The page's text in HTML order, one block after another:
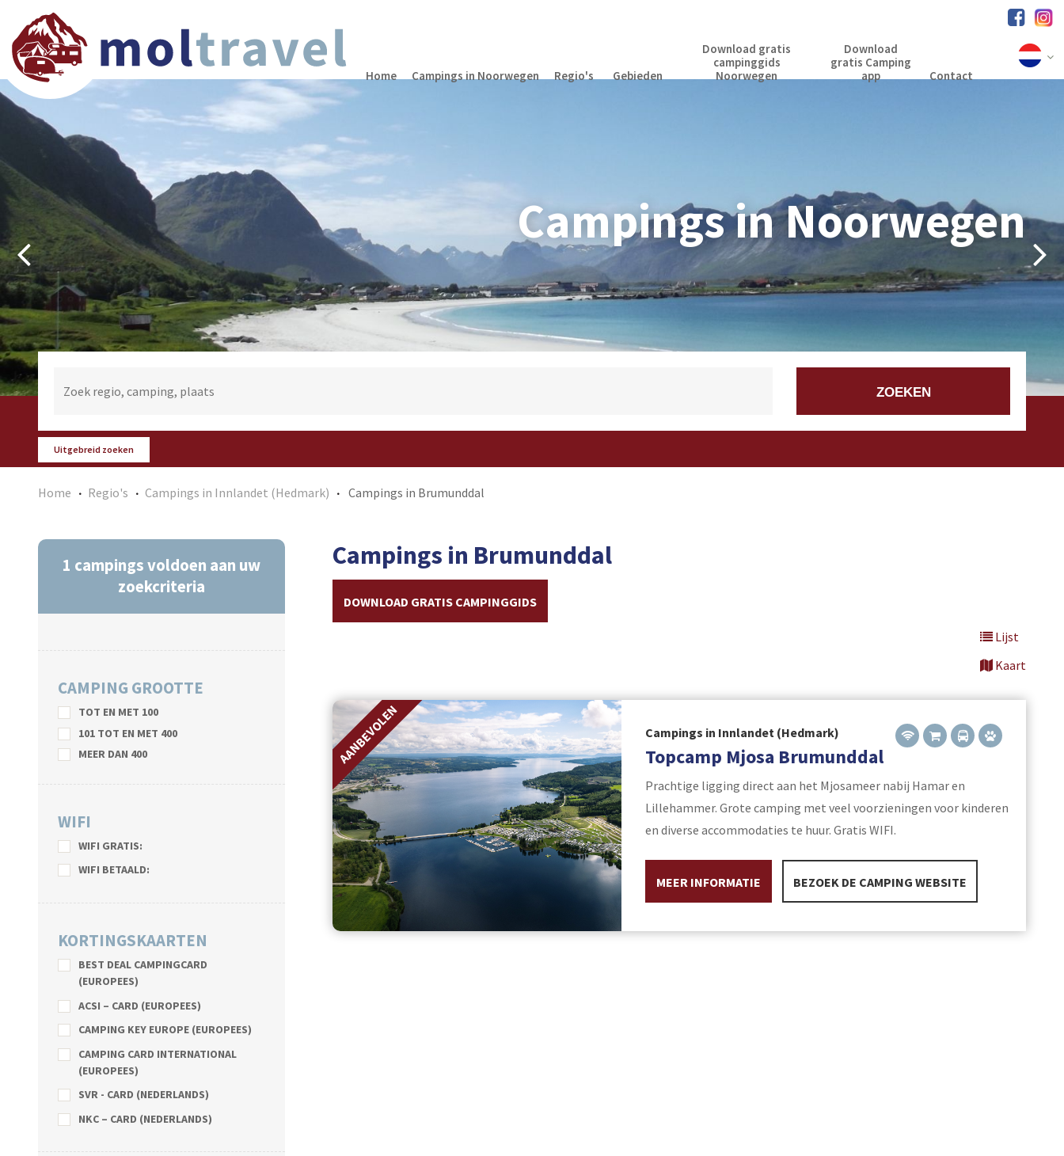
Home Campings in Noorwegen Regio's Gebieden
Download gratis
campinggids
Noorwegen
Download
gratis Camping
app
Contact
Campings in Noorwegen
Uitgebreid zoeken
Home Regio's Campings in Innlandet (Hedmark) Campings in Brumunddal
Campings in Brumunddal
DOWNLOAD GRATIS CAMPINGGIDS
Lijst
Kaart
AANBEVOLEN Campings in Innlandet (Hedmark)
Topcamp Mjosa Brumunddal
Prachtige ligging direct aan het Mjosameer nabij Hamar en
Lillehammer. Grote camping met veel voorzieningen voor kinderen
en diverse accommodaties te huur. Gratis WIFI.
MEER INFORMATIE BEZOEK DE CAMPING WEBSITE
1 campings voldoen aan uw
zoekcriteria
CAMPING GROOTTE
TOT EN MET 100
101 TOT EN MET 400
MEER DAN 400
WIFI
WIFI GRATIS:
WIFI BETAALD:
KORTINGSKAARTEN
BEST DEAL CAMPINGCARD
(EUROPEES)
ACSI – CARD (EUROPEES)
CAMPING KEY EUROPE (EUROPEES)
CAMPING CARD INTERNATIONAL
(EUROPEES)
SVR - CARD (NEDERLANDS)
NKC – CARD (NEDERLANDS)